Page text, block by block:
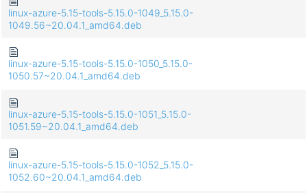
linux-azure-5.15-tools-5.15.0-1049_5.15.0-
1049.56~20.04.1_amd64.deb
linux-azure-5.15-tools-5.15.0-1050_5.15.0-
1050.57~20.04.1_amd64.deb
linux-azure-5.15-tools-5.15.0-1051_5.15.0-
1051.59~20.04.1_amd64.deb
linux-azure-5.15-tools-5.15.0-1052_5.15.0-
1052.60~20.04.1_amd64.deb